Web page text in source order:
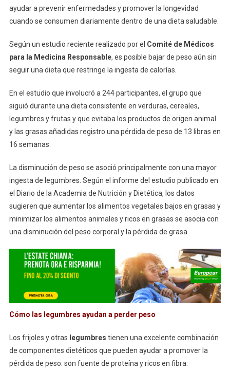
ayudar a prevenir enfermedades y promover la longevidad
cuando se consumen diariamente dentro de una dieta saludable.
Según un estudio reciente realizado por el Comité de Médicos
para la Medicina Responsable, es posible bajar de peso aún sin
seguir una dieta que restringe la ingesta de calorías.
En el estudio que involucró a 244 participantes, el grupo que
siguió durante una dieta consistente en verduras, cereales,
legumbres y frutas y que evitaba los productos de origen animal
y las grasas añadidas registro una pérdida de peso de 13 libras en
16 semanas.
La disminución de peso se asoció principalmente con una mayor
ingesta de legumbres. Según el informe del estudio publicado en
el Diario de la Academia de Nutrición y Dietética, los datos
sugieren que aumentar los alimentos vegetales bajos en grasas y
minimizar los alimentos animales y ricos en grasas se asocia con
una disminución del peso corporal y la pérdida de grasa.
Cómo las legumbres ayudan a perder peso
Los frijoles y otras legumbres tienen una excelente combinación
de componentes dietéticos que pueden ayudar a promover la
pérdida de peso: son fuente de proteína y ricos en fibra.